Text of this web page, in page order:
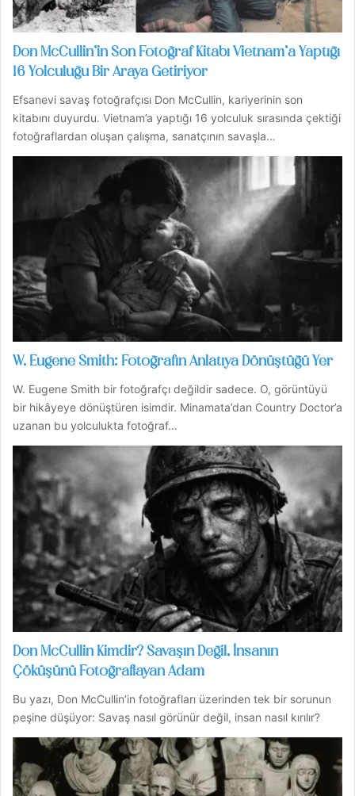
Don McCullin’in Son Fotoğraf Kitabı Vietnam’a Yaptığı
16 Yolculuğu Bir Araya Getiriyor
Efsanevi savaş fotoğrafçısı Don McCullin, kariyerinin son
kitabını duyurdu. Vietnam’a yaptığı 16 yolculuk sırasında çektiği
fotoğraflardan oluşan çalışma, sanatçının savaşla…
W. Eugene Smith: Fotoğrafın Anlatıya Dönüştüğü Yer
W. Eugene Smith bir fotoğrafçı değildir sadece. O, görüntüyü
bir hikâyeye dönüştüren isimdir. Minamata’dan Country Doctor’a
uzanan bu yolculukta fotoğraf…
Don McCullin Kimdir? Savaşın Değil, İnsanın
Çöküşünü Fotoğraflayan Adam
Bu yazı, Don McCullin’in fotoğrafları üzerinden tek bir sorunun
peşine düşüyor: Savaş nasıl görünür değil, insan nasıl kırılır?